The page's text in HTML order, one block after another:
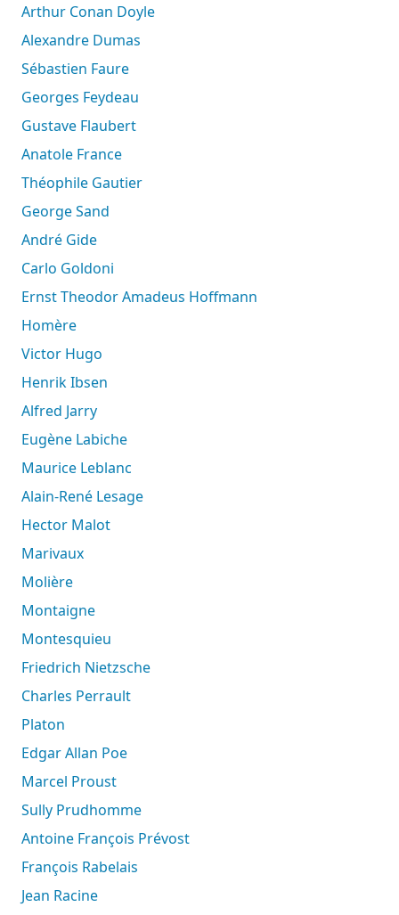
Arthur Conan Doyle
Alexandre Dumas
Sébastien Faure
Georges Feydeau
Gustave Flaubert
Anatole France
Théophile Gautier
George Sand
André Gide
Carlo Goldoni
Ernst Theodor Amadeus Hoffmann
Homère
Victor Hugo
Henrik Ibsen
Alfred Jarry
Eugène Labiche
Maurice Leblanc
Alain-René Lesage
Hector Malot
Marivaux
Molière
Montaigne
Montesquieu
Friedrich Nietzsche
Charles Perrault
Platon
Edgar Allan Poe
Marcel Proust
Sully Prudhomme
Antoine François Prévost
François Rabelais
Jean Racine